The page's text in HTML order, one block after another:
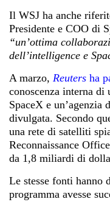
Il WSJ ha anche
Presidente e COO di
“un’ottima
dell’intelligence e
A marzo, Reuters ha
conoscenza interna
SpaceX e un’agenzia
divulgata. Secondo
una rete di satelliti
Reconnaissance
da 1,8 miliardi di
Le stesse fonti hanno
programma avesse